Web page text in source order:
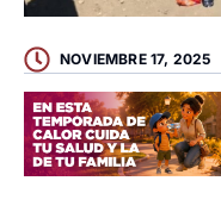
NOVIEMBRE 17, 2025